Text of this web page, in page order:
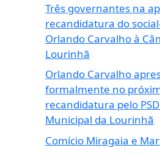
Três governantes na
recandidatura do
Orlando Carvalho à
Lourinhã
Orlando Carvalho
formalmente no
recandidatura pelo
Municipal da Lourinhã
Comício Miragaia e